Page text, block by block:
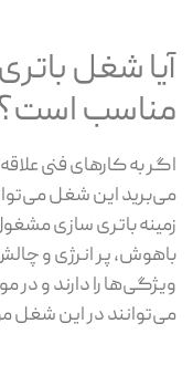
آیا شغل
مناسب
اگر به کارهای فنی
می‌برید این شغل
زمینه باتری سازی
باهوش، پر انرژی و
ویژگی‌ها را دارند و در
می‌توانند در این شغل